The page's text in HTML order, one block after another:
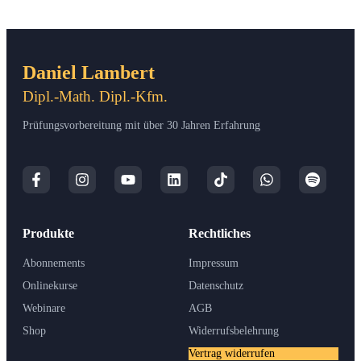
Daniel Lambert
Dipl.-Math. Dipl.-Kfm.
Prüfungsvorbereitung mit über 30 Jahren Erfahrung
Produkte
Abonnements
Onlinekurse
Webinare
Shop
Rechtliches
Impressum
Datenschutz
AGB
Widerrufsbelehrung
Vertrag widerrufen